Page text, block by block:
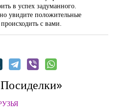
в успех задуманного.
увидите положительные
с вами.